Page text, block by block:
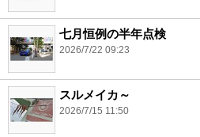
七月恒例の半年点検
2026/7/22 09:23
スルメイカ～
2026/7/15 11:50